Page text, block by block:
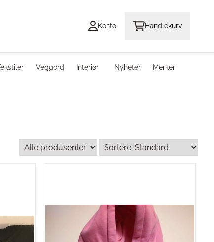
Konto Handlekurv
Veggord Interiør Nyheter Merker